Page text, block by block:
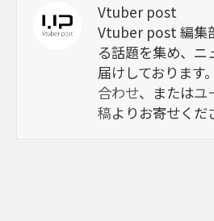
Vtuber post
Vtuber post 編集
る話題を集め、ニ
届けしております
合わせ、またはユ
稿よりお寄せくだ